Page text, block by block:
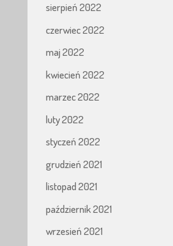
sierpień 2022
czerwiec 2022
maj 2022
kwiecień 2022
marzec 2022
luty 2022
styczeń 2022
grudzień 2021
listopad 2021
październik 2021
wrzesień 2021